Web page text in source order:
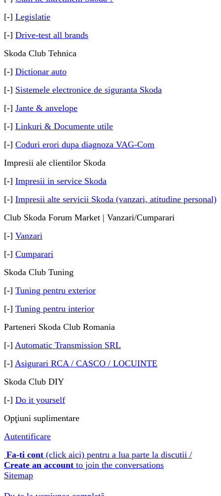
[-] Legislatie
[-] Drive-test all brands
Skoda Club Tehnica
[-] Dictionar auto
[-] Sistemele electronice de siguranta Skoda
[-] Jante & anvelope
[-] Linkuri & Documente utile
[-] Coduri erori dupa diagnoza VAG-Com
Impresii ale clientilor Skoda
[-] Impresii in service Skoda
[-] Impresii alte servicii Skoda (vanzari, atitudine personal)
Club Skoda Forum Market | Vanzari/Cumparari
[-] Vanzari
[-] Cumparari
Skoda Club Tuning
[-] Tuning pentru exterior
[-] Tuning pentru interior
Parteneri Skoda Club Romania
[-] Automatic Transmission SRL
[-] Asigurari RCA / CASCO / LOCUINTE
Skoda Club DIY
[-] Do it yourself
Opţiuni suplimentare
Autentificare
Fa-ti cont (click aici) pentru a lua parte la discutii /
Create an account to join the conversations
Sitemap